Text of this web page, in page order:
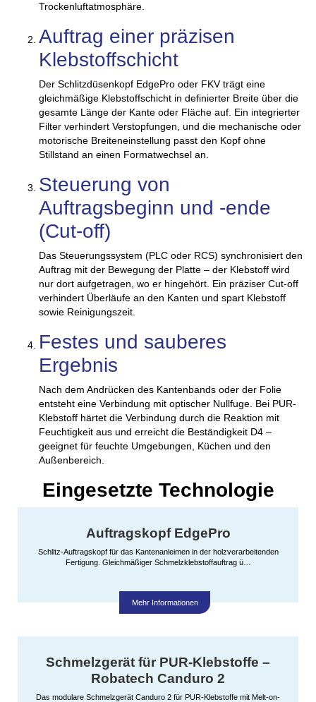
Trockenluftatmosphäre.
Auftrag einer präzisen
Klebstoffschicht
Der Schlitzdüsenkopf EdgePro oder FKV trägt eine
gleichmäßige Klebstoffschicht in definierter Breite über die
gesamte Länge der Kante oder Fläche auf. Ein integrierter
Filter verhindert Verstopfungen, und die mechanische oder
motorische Breiteneinstellung passt den Kopf ohne
Stillstand an einen Formatwechsel an.
Steuerung von
Auftragsbeginn und -ende
(Cut-off)
Das Steuerungssystem (PLC oder RCS) synchronisiert den
Auftrag mit der Bewegung der Platte – der Klebstoff wird
nur dort aufgetragen, wo er hingehört. Ein präziser Cut-off
verhindert Überläufe an den Kanten und spart Klebstoff
sowie Reinigungszeit.
Festes und sauberes
Ergebnis
Nach dem Andrücken des Kantenbands oder der Folie
entsteht eine Verbindung mit optischer Nullfuge. Bei PUR-
Klebstoff härtet die Verbindung durch die Reaktion mit
Feuchtigkeit aus und erreicht die Beständigkeit D4 –
geeignet für feuchte Umgebungen, Küchen und den
Außenbereich.
Eingesetzte Technologie
Auftragskopf EdgePro
Schlitz-Auftragskopf für das Kantenanleimen in der holzverarbeitenden
Fertigung. Gleichmäßiger Schmelzklebstoffauftrag ü…
Mehr Informationen
Schmelzgerät für PUR-Klebstoffe –
Robatech Canduro 2
Das modulare Schmelzgerät Canduro 2 für PUR-Klebstoffe mit Melt-on-